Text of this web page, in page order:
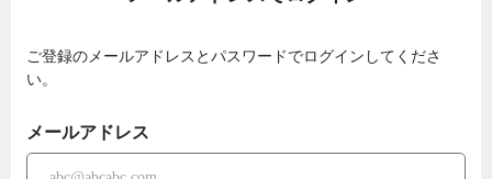
ご登録のメールアドレスとパスワードでログインしてくださ
い。
メールアドレス